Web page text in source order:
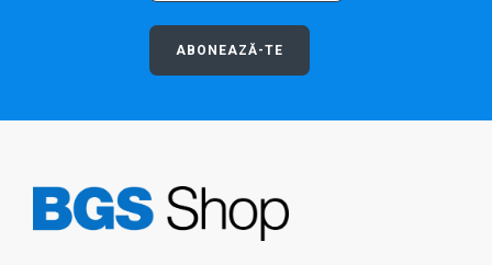
ABONEAZĂ-TE